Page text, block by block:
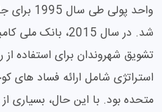
واحد
شد. در سال 2015،
تشویق شهروندان برای استفاده
استراتژی شامل ارائه فساد
متحده بود. با این حال، بسیاری